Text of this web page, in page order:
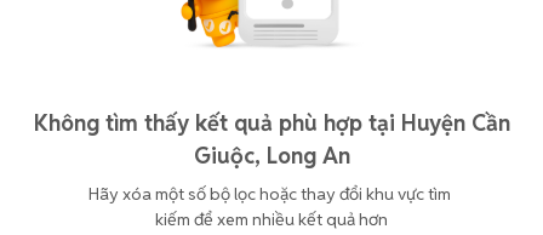
Không tìm thấy kết quả phù hợp tại Huyện Cần
Giuộc, Long An
Hãy xóa một số bộ lọc hoặc thay đổi khu vực tìm
kiếm để xem nhiều kết quả hơn